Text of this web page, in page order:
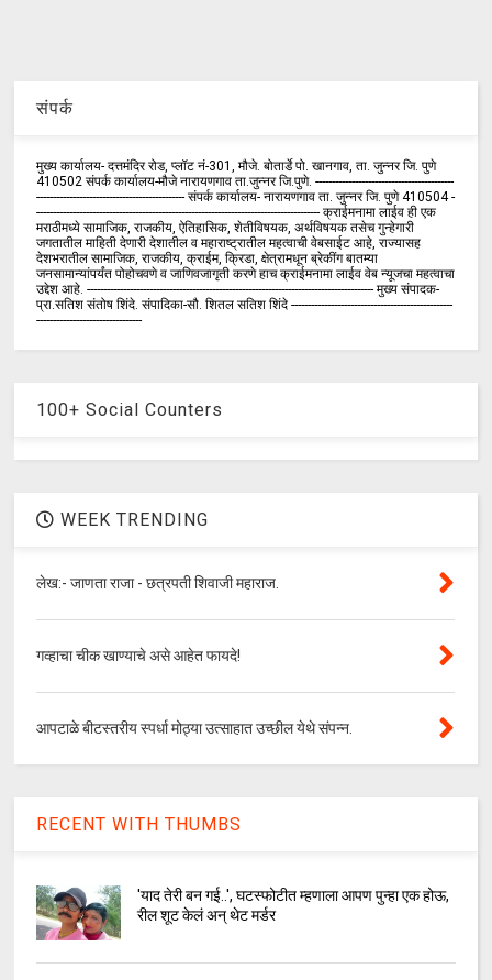
संपर्क
मुख्य कार्यालय- दत्तमंदिर रोड, प्लॉट नं-301, मौजे. बोतार्डे पो. खानगाव, ता. जुन्नर जि. पुणे
410502 संपर्क कार्य‍ालय-मौजे नारायणगाव ता.जुन्नर जि.पुणे. ------------------------------------------
--------------------------------------------- संपर्क कार्यालय- नारायणगाव ता. जुन्नर जि. पुणे 410504 -
-------------------------------------------------------------------------------------- क्राईमनामा लाईव ही एक
मराठीमध्ये सामाजिक, राजकीय, ऐतिहासिक, शेतीविषयक, अर्थविषयक तसेच गुन्हेगारी
जगतातील माहिती देणारी देशातील व महाराष्ट्रातील महत्वाची वेबसाईट आहे, राज्यासह
देशभरातील सामाजिक, राजकीय, क्राईम, क्रिडा, क्षेत्रामधून ब्रेकींग बातम्या
जनसामान्यांपर्यंत पोहोचवणे व जाणिवजागृती करणे हाच क्राईमनामा लाईव वेब न्यूजचा महत्वाचा
उद्देश आहे. --------------------------------------------------------------------------------------- मुख्य संपादक-
प्रा.सतिश संतोष शिंदे. संपादिका-सौ. शितल सतिश शिंदे -------------------------------------------------
--------------------------------
100+ Social Counters
WEEK TRENDING
लेख:- जाणता राजा - छत्रपती शिवाजी महाराज.
गव्हाचा चीक खाण्याचे असे आहेत फायदे!
आपटाळे बीटस्तरीय स्पर्धा मोठ्या उत्साहात उच्छील येथे संपन्न.
RECENT WITH THUMBS
'याद तेरी बन गई..', घटस्फोटीत म्हणाला आपण पुन्हा एक होऊ,
रील शूट केलं अन् थेट मर्डर